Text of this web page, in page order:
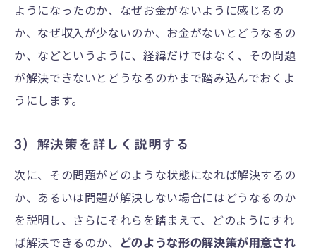
ようになったのか、なぜお金がないように感じるの
か、なぜ収入が少ないのか、お金がないとどうなるの
か、などというように、経緯だけではなく、その問題
が解決できないとどうなるのかまで踏み込んでおくよ
うにします。
3）解決策を詳しく説明する
次に、その問題がどのような状態になれば解決するの
か、あるいは問題が解決しない場合にはどうなるのか
を説明し、さらにそれらを踏まえて、どのようにすれ
ば解決できるのか、
どのような形の解決策が用意され